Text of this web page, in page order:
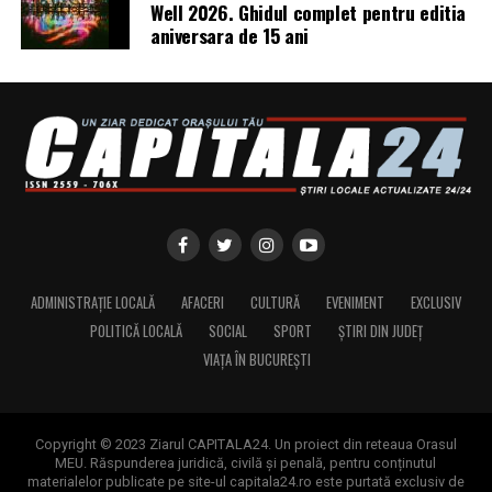
antreprenoare din toată România vor continua să fie
publicate pe antreprenoare.ro.
Dacă ești femeie antreprenor și vrei să fii parte din
comunitate sau din etapele viitoare ale campaniei, mai
multe informații pe antreprenoare.ro
sau la
contact@antreprenoare.ro.
reunește peste 16.000 de femei antreprenor din
Sursa foto:antreprenoare.ro
Well 2026. Ghidul complet pentru editia
aniversara de 15 ani
ADMINISTRAȚIE LOCALĂ AFACERI CULTURĂ EVENIMENT
EXCLUSIV
POLITICĂ LOCALĂ
SOCIAL SPORT
ȘTIRI DIN JUDEȚ
VIAȚA ÎN BUCUREȘTI
Copyright © 2023 Ziarul CAPITALA24. Un proiect din reteaua Orasul
MEU. Răspunderea juridică, civilă și penală, pentru conținutul
materialelor publicate pe site-ul capitala24.ro este purtată exclusiv de